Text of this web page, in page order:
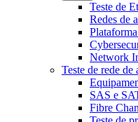
Teste de
Redes de
Network
Teste de rede de
SAS e
Fibre